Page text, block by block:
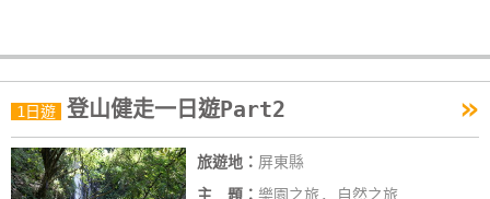
商
品
宣
傳
1日遊 登山健走一日遊Part2 »
旅遊地： 屏東縣
主 題： 樂園之旅, 自然之旅